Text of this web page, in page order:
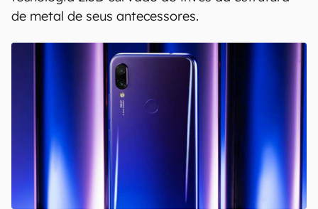
de metal de seus antecessores.